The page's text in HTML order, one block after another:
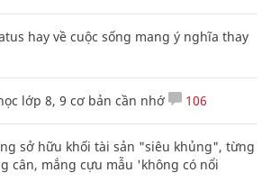
hay về cuộc sống mang ý nghĩa thay
lớp 8, 9 cơ bản cần nhớ 106
sở hữu khối tài sản "siêu khủng", từng
cân, mắng cựu mẫu 'không có nổi